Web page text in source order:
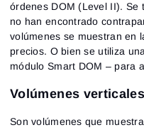
órdenes DOM (Level II). Se
no han encontrado
volúmenes se muestran en
precios. O bien se utiliza
módulo Smart DOM – para
Volúmenes verticales
Son volúmenes que